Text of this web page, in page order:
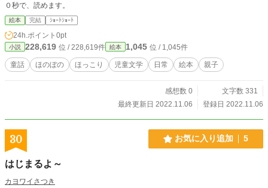
０秒で、読めます。
絵本 完結 ｼｮｰﾄｼｮｰﾄ
24h.ポイント 0pt
小説 228,619 位 / 228,619件 絵本 1,045 位 / 1,045件
童話 ほのぼの ほっこり 児童文学 日常 絵本 親子
感想数 0
文字数 331
最終更新日 2022.11.06
登録日 2022.11.06
30 お気に入り追加 5
はじまるよ～
カヨワイさつき